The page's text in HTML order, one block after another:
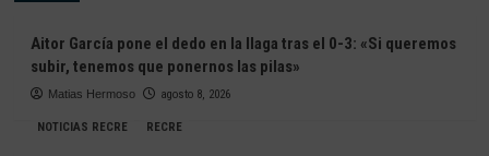
Aitor García pone el dedo en la llaga tras el 0-3: «Si queremos
subir, tenemos que ponernos las pilas»
Matias Hermoso agosto 8, 2026
NOTICIAS RECRE RECRE